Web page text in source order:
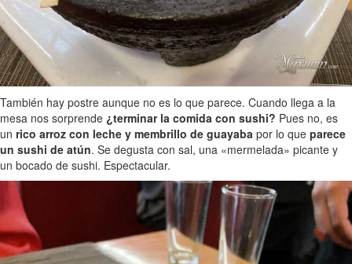
También hay postre aunque no es lo que parece. Cuando llega a la
mesa nos sorprende ¿terminar la comida con sushi? Pues no, es
un rico arroz con leche y membrillo de guayaba por lo que parece
un sushi de atún. Se degusta con sal, una «mermelada» picante y
un bocado de sushi. Espectacular.